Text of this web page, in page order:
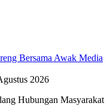
Bersama Awak Media
2026
Hubungan Masyarakat